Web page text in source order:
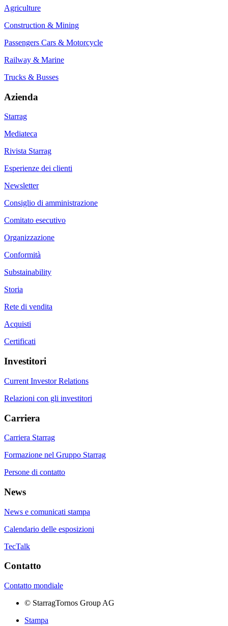
Agriculture
Construction & Mining
Passengers Cars & Motorcycle
Railway & Marine
Trucks & Busses
Azienda
Starrag
Mediateca
Rivista Starrag
Esperienze dei clienti
Newsletter
Consiglio di amministrazione
Comitato esecutivo
Organizzazione
Conformità
Substainability
Storia
Rete di vendita
Acquisti
Certificati
Investitori
Current Investor Relations
Relazioni con gli investitori
Carriera
Carriera Starrag
Formazione nel Gruppo Starrag
Persone di contatto
News
News e comunicati stampa
Calendario delle esposizioni
TecTalk
Contatto
Contatto mondiale
© StarragTornos Group AG
Stampa